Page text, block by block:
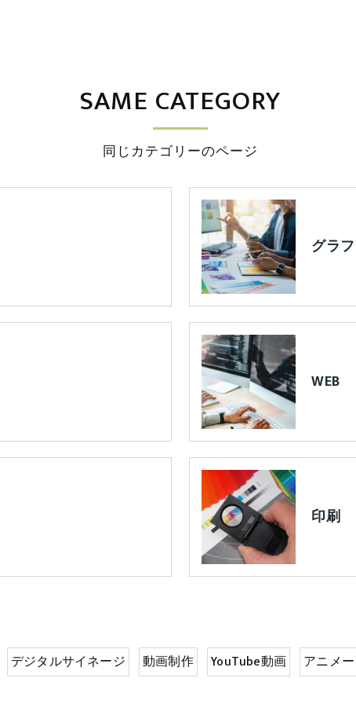
同じカテゴリーのページ
SAME CATEGORY
グラ
WEB
印刷
デジタルサイネージ 動画制作 YouTube動画 アニメ